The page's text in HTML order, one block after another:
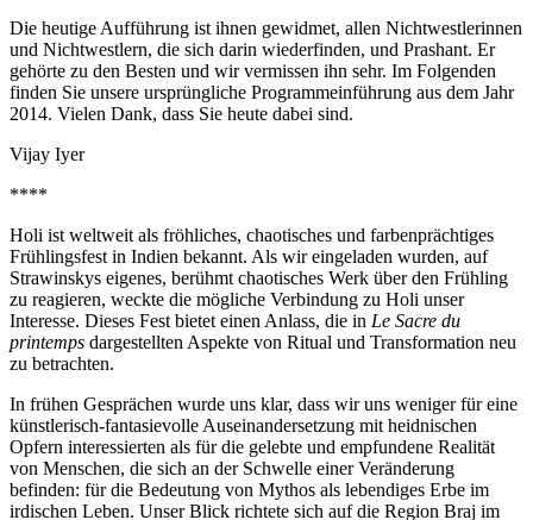
Die heutige Aufführung ist ihnen gewidmet, allen Nichtwestlerinnen
und Nichtwestlern, die sich darin wiederfinden, und Prashant. Er
gehörte zu den Besten und wir vermissen ihn sehr. Im Folgenden
finden Sie unsere ursprüngliche Programmeinführung aus dem Jahr
2014. Vielen Dank, dass Sie heute dabei sind.
Vijay Iyer
****
Holi ist weltweit als fröhliches, chaotisches und farbenprächtiges
Frühlingsfest in Indien bekannt. Als wir eingeladen wurden, auf
Strawinskys eigenes, berühmt chaotisches Werk über den Frühling
zu reagieren, weckte die mögliche Verbindung zu Holi unser
Interesse. Dieses Fest bietet einen Anlass, die in Le Sacre du
printemps dargestellten Aspekte von Ritual und Transformation neu
zu betrachten.
In frühen Gesprächen wurde uns klar, dass wir uns weniger für eine
künstlerisch-fantasievolle Auseinandersetzung mit heidnischen
Opfern interessierten als für die gelebte und empfundene Realität
von Menschen, die sich an der Schwelle einer Veränderung
befinden: für die Bedeutung von Mythos als lebendiges Erbe im
irdischen Leben. Unser Blick richtete sich auf die Region Braj im